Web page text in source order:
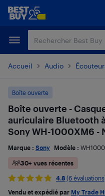
Passer
principal
Passer
Accueil Audio
Boîte ouverte
Boîte ouverte -
auriculaire Bluetooth
Sony WH-1000XM6 -
Marque : Sony Modèle :
30+ vues récentes
4.8 (6
Vendu et expédié par My Trade